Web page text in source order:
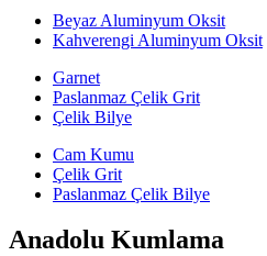
Beyaz Aluminyum Oksit
Kahverengi Aluminyum Oksit
Garnet
Paslanmaz Çelik Grit
Çelik Bilye
Cam Kumu
Çelik Grit
Paslanmaz Çelik Bilye
Anadolu Kumlama